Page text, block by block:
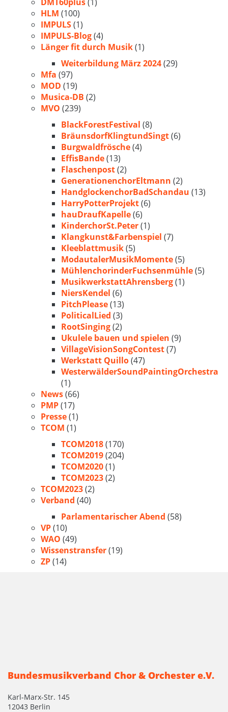
HLM (100)
IMPULS(1)
IMPULS-Blog(4)
Länger fit durch Musik(1)
Weiterbildung März 2024(29)
Mfa (97)
MOD (19)
Musica-DB (2)
MVO (239)
BlackForestFestival (8)
BräunsdorfKlingtundSingt(6)
Burgwaldfrösche(4)
EffisBande(13)
Flaschenpost(2)
GenerationenchorEltmann (2)
HandglockenchorBadSchandau (13)
HarryPotterProjekt(6)
hauDraufKapelle(6)
KinderchorSt.Peter(1)
Klangkunst&Farbenspiel (7)
Kleeblattmusik(5)
ModautalerMusikMomente(5)
MühlenchorinderFuchsenmühle(5)
MusikwerkstattAhrensberg(1)
NiersKendel (6)
PitchPlease(13)
PoliticalLied (3)
RootSinging(2)
Ukulele bauen und spielen (9)
VillageVisionSongContest(7)
Werkstatt Quillo(47)
WesterwälderSoundPaintingOrchestra
(1)
News(66)
PMP(17)
Presse(1)
TCOM (1)
TCOM2018(170)
TCOM2019(204)
TCOM2020(1)
TCOM2023(2)
TCOM2023(2)
Verband (40)
Parlamentarischer Abend (58)
VP(10)
WAO (49)
Wissenstransfer(19)
ZP(14)
Bundesmusikverband Chor & Orchester e.V.
Karl-Marx-Str. 145
12043 Berlin